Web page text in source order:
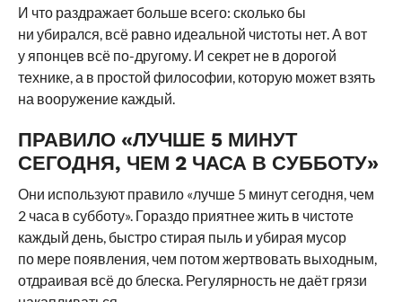
И что раздражает больше всего: сколько бы
ни убирался, всё равно идеальной чистоты нет. А вот
у японцев всё по-другому. И секрет не в дорогой
технике, а в простой философии, которую может взять
на вооружение каждый.
ПРАВИЛО «ЛУЧШЕ 5 МИНУТ
СЕГОДНЯ, ЧЕМ 2 ЧАСА В СУББОТУ»
Они используют правило «лучше 5 минут сегодня, чем
2 часа в субботу». Гораздо приятнее жить в чистоте
каждый день, быстро стирая пыль и убирая мусор
по мере появления, чем потом жертвовать выходным,
отдраивая всё до блеска. Регулярность не даёт грязи